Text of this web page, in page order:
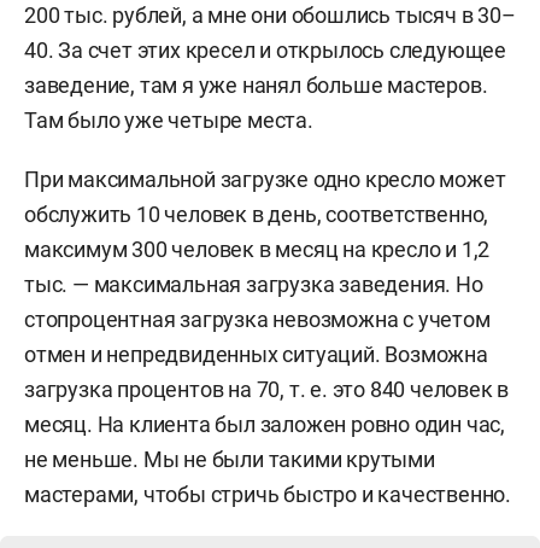
200 тыс. рублей, а мне они обошлись тысяч в 30–
40. За счет этих кресел и открылось следующее
заведение, там я уже нанял больше мастеров.
Там было уже четыре места.
При максимальной загрузке одно кресло может
обслужить 10 человек в день, соответственно,
максимум 300 человек в месяц на кресло и 1,2
тыс. — максимальная загрузка заведения. Но
стопроцентная загрузка невозможна с учетом
отмен и непредвиденных ситуаций. Возможна
загрузка процентов на 70, т. е. это 840 человек в
месяц. На клиента был заложен ровно один час,
не меньше. Мы не были такими крутыми
мастерами, чтобы стричь быстро и качественно.